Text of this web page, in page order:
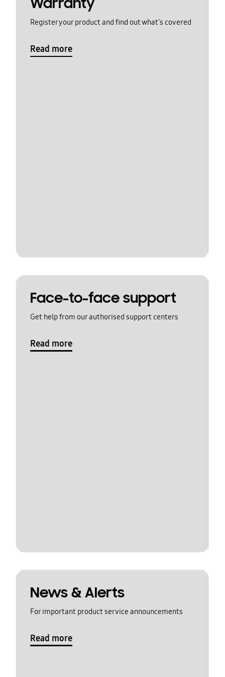
Register your product and find out what's covered
Read more
Face-to-face support
Get help from our authorised support centers
Read more
News & Alerts
For important product service announcements
Read more